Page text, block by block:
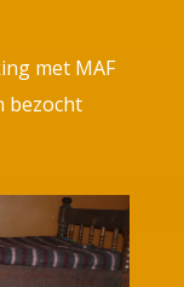
met MAF
bezocht